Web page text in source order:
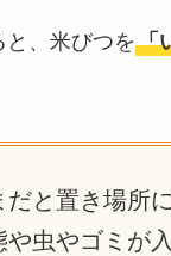
と、米びつを「
だと置き場所
や虫やゴミが